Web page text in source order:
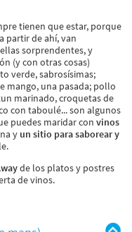
tienen que estar, porque
partir de ahí, van
sorprendentes, y
(y con otras cosas)
verde, sabrosísimas;
mango, una pasada; pollo
marinado, croquetas de
con taboulé... son algunos
puedes maridar con vinos
y un sitio para saborear y
de los platos y postres
de vinos.